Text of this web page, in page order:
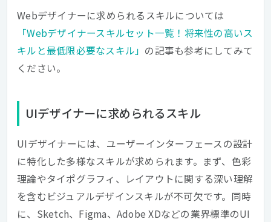
Webデザイナーに求められるスキルについては
「Webデザイナースキルセット一覧！将来性の高いス
キルと最低限必要なスキル」 の記事も参考にしてみて
ください。
UIデザイナーに求められるスキル
UIデザイナーには、ユーザーインターフェースの設計
に特化した多様なスキルが求められます。まず、色彩
理論やタイポグラフィ、レイアウトに関する深い理解
を含むビジュアルデザインスキルが不可欠です。同時
に、Sketch、Figma、Adobe XDなどの業界標準のUI